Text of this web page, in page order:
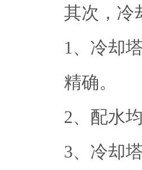
其次，冷
1、冷却
精确。
2、配水
3、冷却